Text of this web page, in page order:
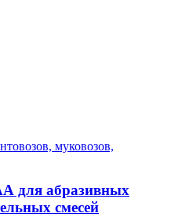
муковозов,
для абразивных
смесей